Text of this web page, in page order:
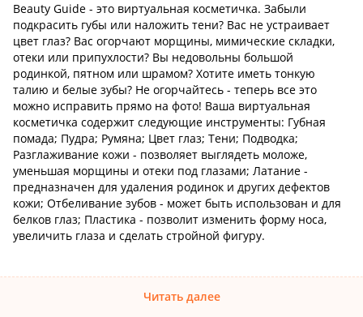
Beauty Guide - это виртуальная косметичка. Забыли
подкрасить губы или наложить тени? Вас не устраивает
цвет глаз? Вас огорчают морщины, мимические складки,
отеки или припухлости? Вы недовольны большой
родинкой, пятном или шрамом? Хотите иметь тонкую
талию и белые зубы? Не огорчайтесь - теперь все это
можно исправить прямо на фото! Ваша виртуальная
косметичка содержит следующие инструменты: Губная
помада; Пудра; Румяна; Цвет глаз; Тени; Подводка;
Разглаживание кожи - позволяет выглядеть моложе,
уменьшая морщины и отеки под глазами; Латание -
предназначен для удаления родинок и других дефектов
кожи; Отбеливание зубов - может быть использован и для
белков глаз; Пластика - позволит изменить форму носа,
увеличить глаза и сделать стройной фигуру.
Читать далее